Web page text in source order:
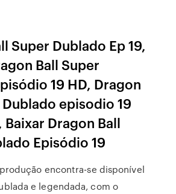
Super Dublado Ep 19,
Ball Super
19 HD, Dragon
episodio 19
Dragon Ball
Episódio 19
encontra-se disponível
e legendada, com o